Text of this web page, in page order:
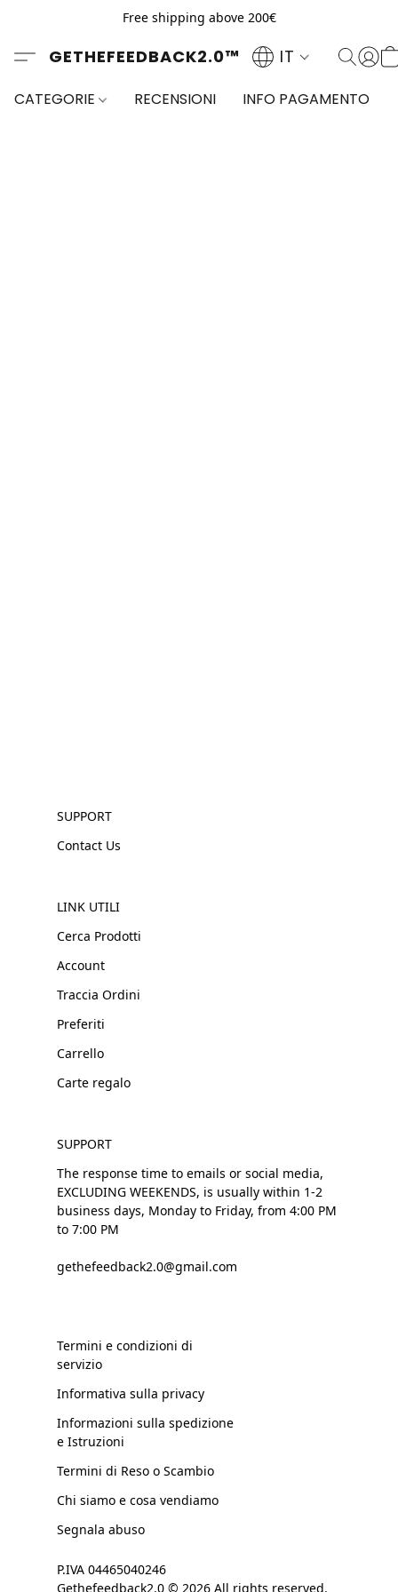
Free shipping above 200€
GETHEFEEDBACK2.0™ IT
CATEGORIE RECENSIONI INFO PAGAMENTO
SUPPORT
Contact Us
LINK UTILI
Cerca Prodotti
Account
Traccia Ordini
Preferiti
Carrello
Carte regalo
SUPPORT
The response time to emails or social media,
EXCLUDING WEEKENDS, is usually within 1-2
business days, Monday to Friday, from 4:00 PM
to 7:00 PM
gethefeedback2.0@gmail.com
Termini e condizioni di
servizio
Informativa sulla privacy
Informazioni sulla spedizione
e Istruzioni
Termini di Reso o Scambio
Chi siamo e cosa vendiamo
Segnala abuso
P.IVA 04465040246
Gethefeedback2.0 © 2026 All rights reserved.